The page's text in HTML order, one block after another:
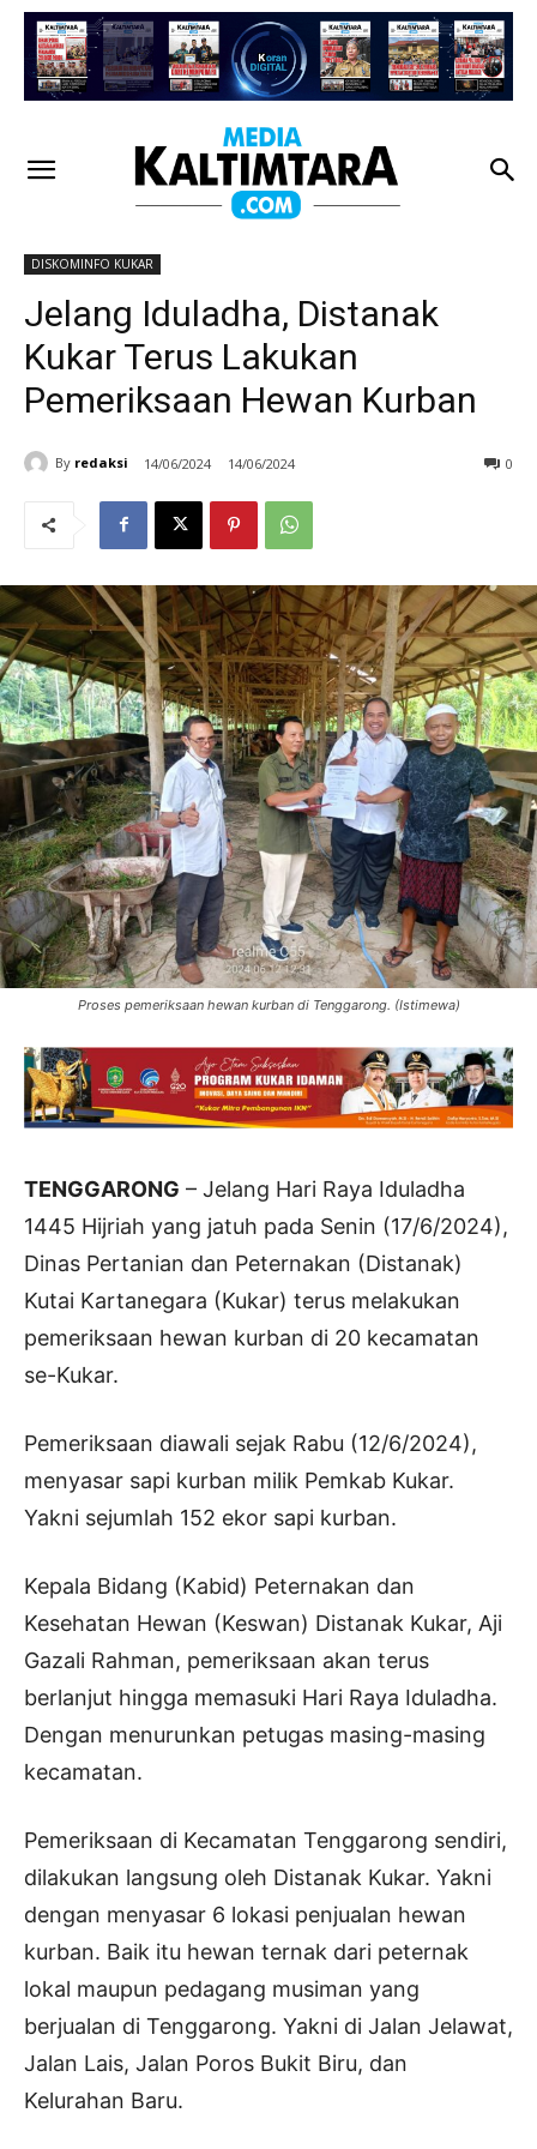
DISKOMINFO KUKAR
Jelang Iduladha, Distanak
Kukar Terus Lakukan
Pemeriksaan Hewan Kurban
By redaksi 14/06/2024 14/06/2024 0
Proses pemeriksaan hewan kurban di Tenggarong. (Istimewa)
TENGGARONG – Jelang Hari Raya Iduladha
1445 Hijriah yang jatuh pada Senin (17/6/2024),
Dinas Pertanian dan Peternakan (Distanak)
Kutai Kartanegara (Kukar) terus melakukan
pemeriksaan hewan kurban di 20 kecamatan
se-Kukar.
Pemeriksaan diawali sejak Rabu (12/6/2024),
menyasar sapi kurban milik Pemkab Kukar.
Yakni sejumlah 152 ekor sapi kurban.
Kepala Bidang (Kabid) Peternakan dan
Kesehatan Hewan (Keswan) Distanak Kukar, Aji
Gazali Rahman, pemeriksaan akan terus
berlanjut hingga memasuki Hari Raya Iduladha.
Dengan menurunkan petugas masing-masing
kecamatan.
Pemeriksaan di Kecamatan Tenggarong sendiri,
dilakukan langsung oleh Distanak Kukar. Yakni
dengan menyasar 6 lokasi penjualan hewan
kurban. Baik itu hewan ternak dari peternak
lokal maupun pedagang musiman yang
berjualan di Tenggarong. Yakni di Jalan Jelawat,
Jalan Lais, Jalan Poros Bukit Biru, dan
Kelurahan Baru.